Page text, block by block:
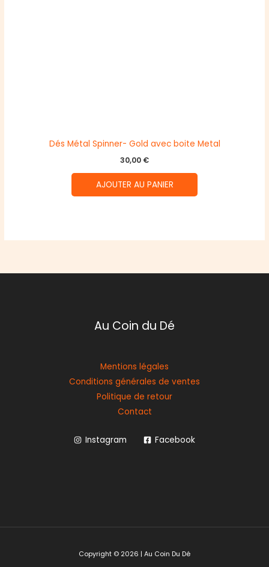
Dés Métal Spinner- Gold avec boite Metal
30,00 €
AJOUTER AU PANIER
Au Coin du Dé
Mentions légales
Conditions générales de ventes
Politique de retour
Contact
Instagram Facebook
Copyright © 2026 | Au Coin Du Dé